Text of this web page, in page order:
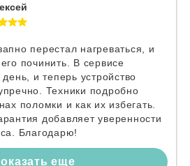
перестал нагреваться, и
починить. В сервисе
и теперь устройство
Техники подробно
поломки и как их избегать.
добавляет уверенности
Благодарю!
еще